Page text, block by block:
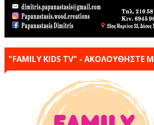
"FAMILY KIDS TV" - ΑΚΟΛΟΥΘΗΣΤΕ